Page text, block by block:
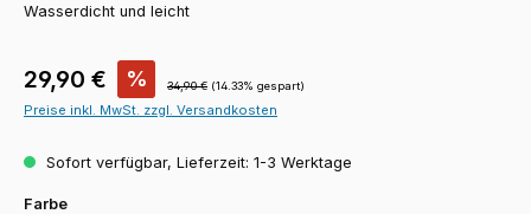
Wasserdicht und leicht
Verkaufspreis:
29,90 € % Regulärer Preis:
34,90 € (14.33% gespart)
Preise inkl. MwSt. zzgl. Versandkosten
Sofort verfügbar, Lieferzeit: 1-3 Werktage
Farbeauswählen